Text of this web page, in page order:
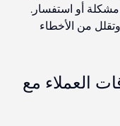
أو استفسار.
من الأخطاء
العملاء مع